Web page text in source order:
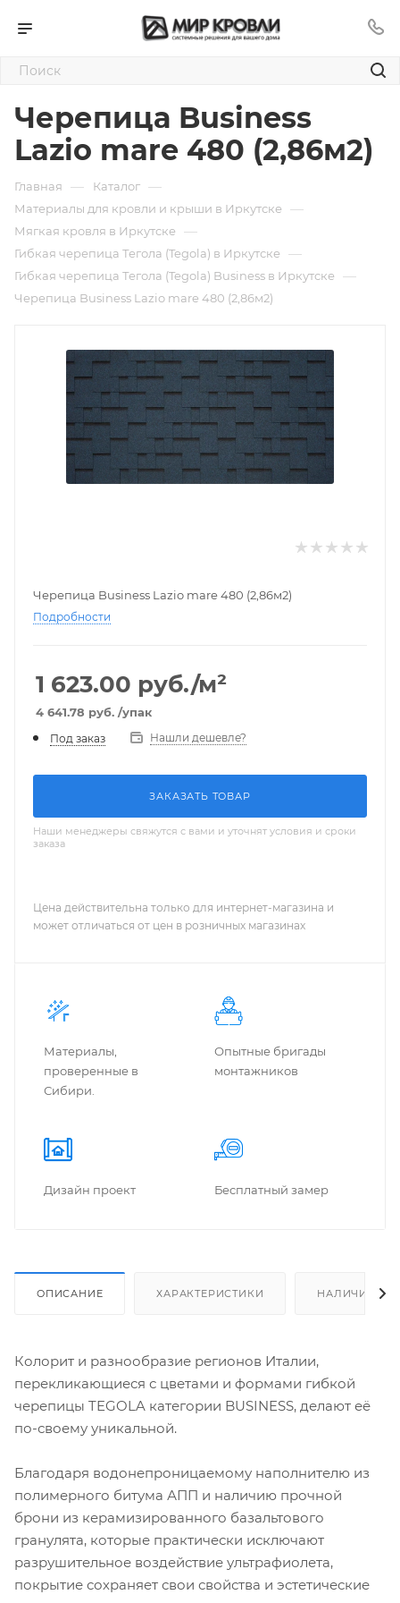
Черепица Business
Lazio mare 480 (2,86м2)
Главная — Каталог —
Материалы для кровли и крыши в Иркутске —
Мягкая кровля в Иркутске —
Гибкая черепица Тегола (Tegola) в Иркутске —
Гибкая черепица Тегола (Tegola) Business в Иркутске —
Черепица Business Lazio mare 480 (2,86м2)
Черепица Business Lazio mare 480 (2,86м2)
Подробности
1 623.00 руб./м²
4 641.78 руб. /упак
Под заказ Нашли дешевле?
ЗАКАЗАТЬ ТОВАР
Наши менеджеры свяжутся с вами и уточнят условия и сроки
заказа
Цена действительна только для интернет-магазина и
может отличаться от цен в розничных магазинах
Материалы,
проверенные в
Сибири.
Опытные бригады
монтажников
Дизайн проект Бес­плат­ный замер
ОПИСАНИЕ ХАРАКТЕРИСТИКИ НАЛИЧИЕ
Колорит и разнообразие регионов Италии,
перекликающиеся с цветами и формами гибкой
черепицы TEGOLA категории BUSINESS, делают её
по-своему уникальной.
Благодаря водонепроницаемому наполнителю из
полимерного битума АПП и наличию прочной
брони из керамизированного базальтового
гранулята, которые практически исключают
разрушительное воздействие ультрафиолета,
покрытие сохраняет свои свойства и эстетические